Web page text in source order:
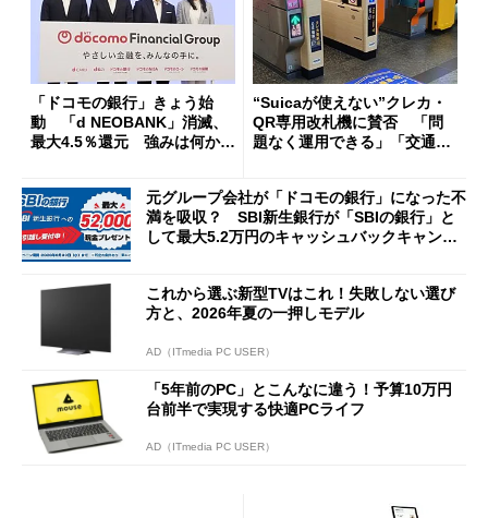
「ドコモの銀行」きょう始
動 「d NEOBANK」消滅、
最大4.5％還元 強みは何か解
“Suicaが使えない”クレカ・
QR専用改札機に賛否 「問
題なく運用できる」「交通系I
元グループ会社が「ドコモの銀行」になった不
満を吸収？ SBI新生銀行が「SBIの銀行」と
して最大5.2万円のキャッシュバックキャンペ
これから選ぶ新型TVはこれ！失敗しない選び
方と、2026年夏の一押しモデル
AD（ITmedia PC USER）
「5年前のPC」とこんなに違う！予算10万円
台前半で実現する快適PCライフ
AD（ITmedia PC USER）